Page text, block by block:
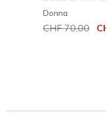
Donna
Prezzo ridotto
CHF 70,00 per